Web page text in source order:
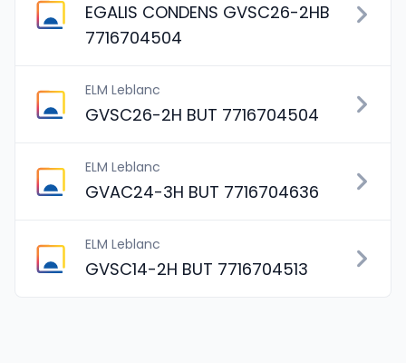
EGALIS CONDENS GVSC26-2HB
7716704504
ELM Leblanc
GVSC26-2H BUT 7716704504
ELM Leblanc
GVAC24-3H BUT 7716704636
ELM Leblanc
GVSC14-2H BUT 7716704513